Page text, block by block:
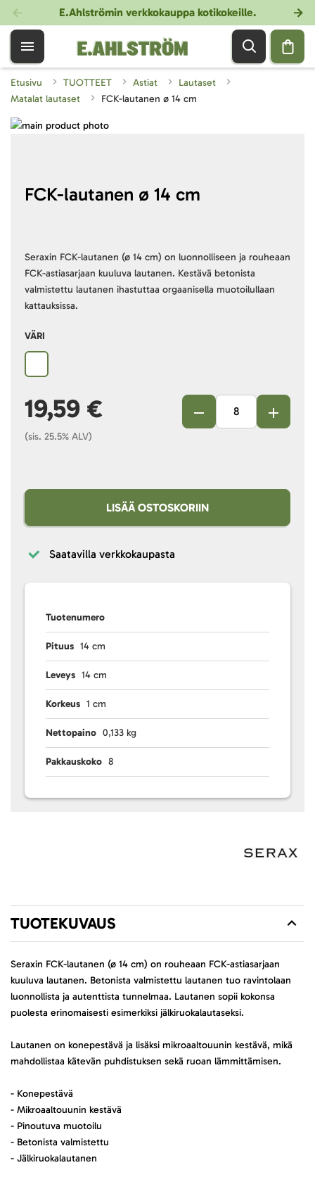
E.Ahlströmin verkkokauppa kotikokeille.
Etusivu TUOTTEET Astiat
Lautaset
Matalat lautaset
FCK-lautanen ø 14 cm
FCK-lautanen ø 14 cm
Seraxin FCK-lautanen (ø 14 cm) on luonnolliseen ja rouheaan
FCK-astiasarjaan kuuluva lautanen. Kestävä betonista
valmistettu lautanen ihastuttaa orgaanisella muotoilullaan
kattauksissa.
VÄRI
19,59 €
(sis. 25.5% ALV)
LISÄÄ OSTOSKORIIN
Saatavilla verkkokaupasta
Tuotenumero
Pituus 14 cm
Leveys 14 cm
Korkeus 1 cm
Nettopaino 0,133 kg
Pakkauskoko 8
Skip
beginning
gallery
TUOTEKUVAUS
Seraxin FCK-lautanen (ø 14 cm) on rouheaan FCK-astiasarjaan
kuuluva lautanen. Betonista valmistettu lautanen tuo ravintolaan
luonnollista ja autenttista tunnelmaa. Lautanen sopii kokonsa
puolesta erinomaisesti esimerkiksi jälkiruokalautaseksi.
Lautanen on konepestävä ja lisäksi mikroaaltouunin kestävä, mikä
mahdollistaa kätevän puhdistuksen sekä ruoan lämmittämisen.
- Konepestävä
- Mikroaaltouunin kestävä
- Pinoutuva muotoilu
- Betonista valmistettu
- Jälkiruokalautanen